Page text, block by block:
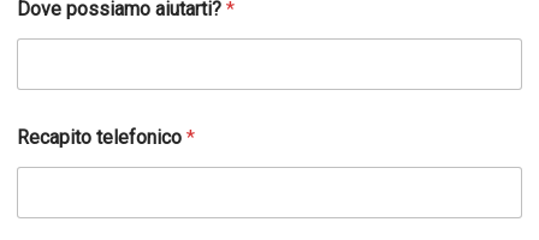
o
m
a
*
Dove possiamo aiutarti?*
Recapito telefonico*